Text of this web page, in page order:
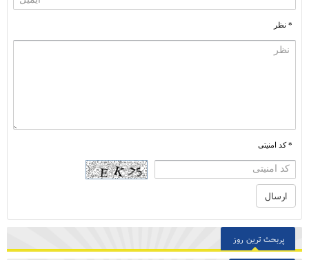
* نظر
* کد امنیتی
پربحث ترین روز